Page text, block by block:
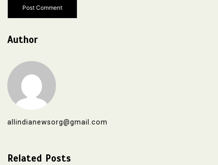
Author
allindianewsorg@gmail.com
Related Posts